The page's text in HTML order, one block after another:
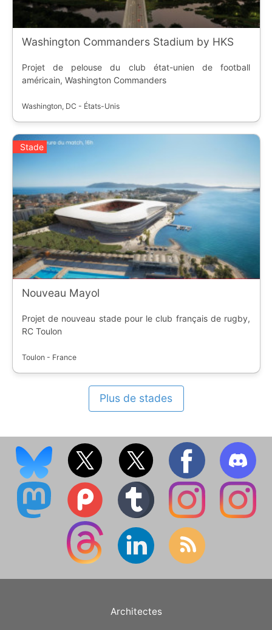
Washington Commanders Stadium by HKS
Projet de pelouse du club état-unien de football
américain, Washington Commanders
Washington, DC - États-Unis
Stade
Nouveau Mayol
Projet de nouveau stade pour le club français de rugby,
RC Toulon
Toulon - France
Plus de stades
Architectes